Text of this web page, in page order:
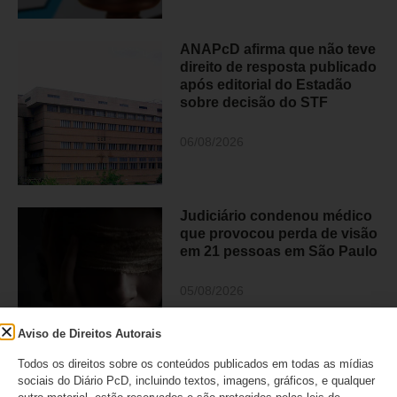
ANAPcD afirma que não teve
direito de resposta publicado
após editorial do Estadão
sobre decisão do STF
Judiciário condenou médico
que provocou perda de visão
em 21 pessoas em São Paulo
Aviso de Direitos Autorais
Todos os direitos sobre os conteúdos publicados em todas as mídias
sociais do Diário PcD, incluindo textos, imagens, gráficos, e qualquer